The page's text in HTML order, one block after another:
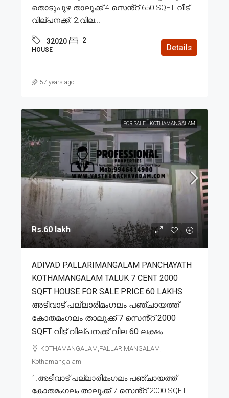
തൊടുപുഴ താലൂക്ക് 4 സെൻ്റ് 650 SQFT വീട്
വില്പനക്ക്. 2.വില...
32020 2
HOUSE Details
57 years ago
FOR SALE KOTHAMANGALAM
Rs.60 lakh
ADIVAD PALLARIMANGALAM PANCHAYATH
KOTHAMANGALAM TALUK 7 CENT 2000
SQFT HOUSE FOR SALE PRICE 60 LAKHS
അടിവാട് പല്ലാരിമംഗലം പഞ്ചായത്ത്
കോതമംഗലം താലൂക്ക് 7 സെൻ്റ് 2000
SQFT വീട് വില്പനക്ക് വില 60 ലക്ഷം
KOTHAMANGALAM,PALLARIMANGALAM,
Kothamangalam
1.അടിവാട് പല്ലാരിമംഗലം പഞ്ചായത്ത്
കോതമംഗലം താലൂക്ക് 7 സെൻ്റ് 2000 SQFT